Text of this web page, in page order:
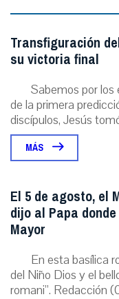
Transfiguración
su victoria final
Sabemos por los
de la primera
discípulos, Jesús
MÁS
El 5 de agosto, el
dijo al Papa
Mayor
En esta basílica
del Niño Dios y el
romani”. Redacción